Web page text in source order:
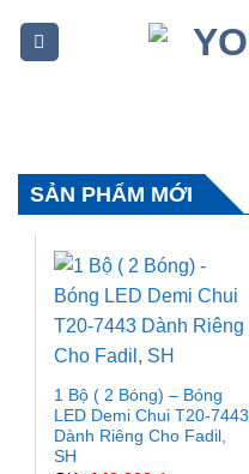
SẢN PHẨM MỚI
1 Bộ ( 2 Bóng) – Bóng
LED Demi Chui T20-7443
Dành Riêng Cho Fadil,
SH